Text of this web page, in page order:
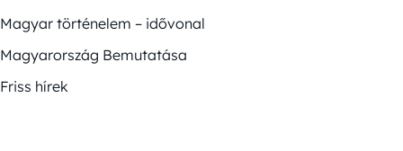
Magyar történelem – idővonal
Magyarország Bemutatása
Friss hírek